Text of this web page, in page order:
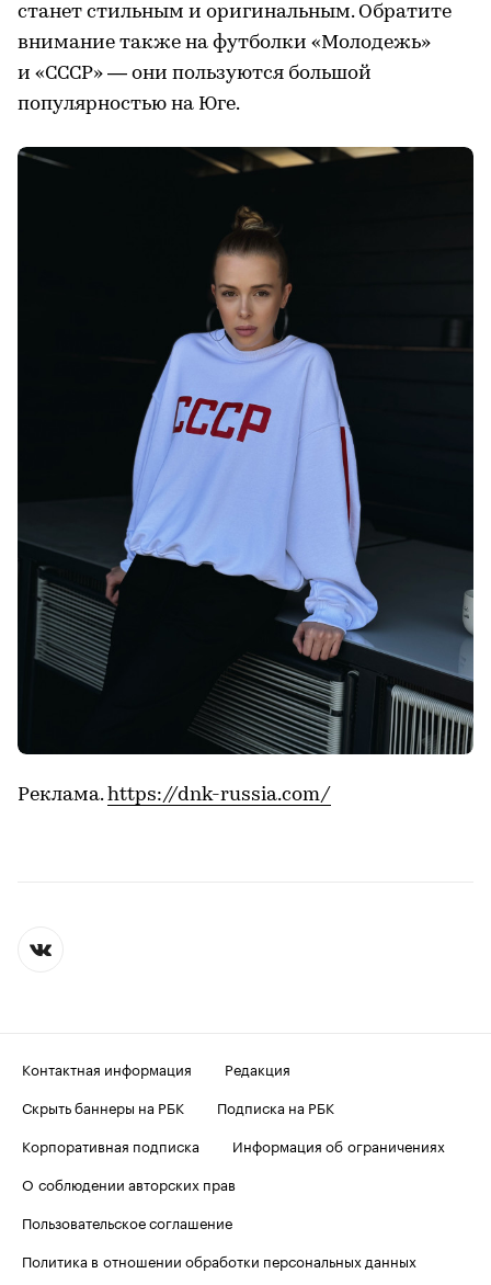
станет стильным и оригинальным. Обратите
внимание также на футболки «Молодежь»
и «СССР» — они пользуются большой
популярностью на Юге.
Реклама.https://dnk-russia.com/
Контактная информация
Редакция
Скрыть баннеры на РБК
Подписка на РБК
Корпоративная подписка
Информация об ограничениях
О соблюдении авторских прав
Пользовательское соглашение
Политика в отношении обработки персональных данных